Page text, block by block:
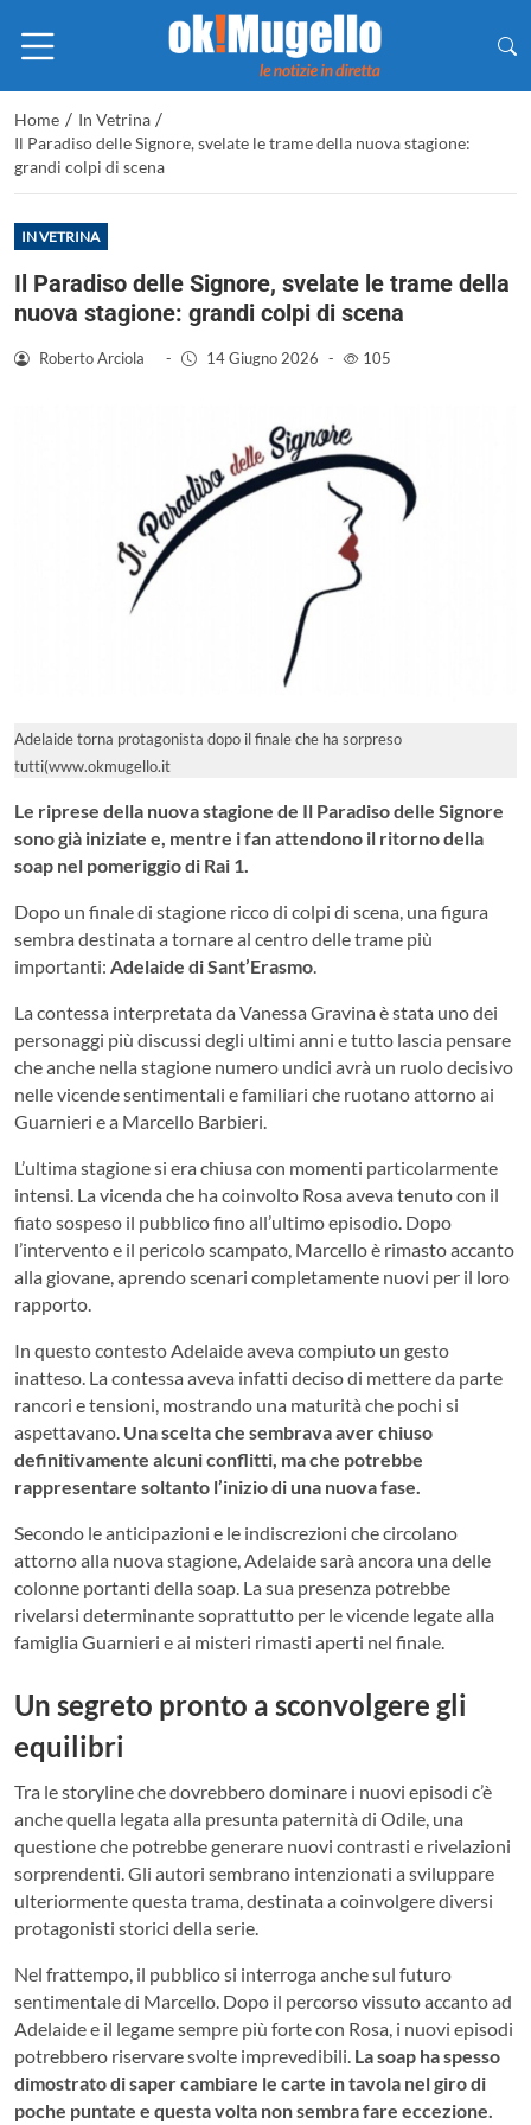
Home / In Vetrina /
Il Paradiso delle Signore, svelate le trame della nuova stagione:
grandi colpi di scena
IN VETRINA
Il Paradiso delle Signore, svelate le trame della
nuova stagione: grandi colpi di scena
Roberto Arciola - 14 Giugno 2026 - 105
Adelaide torna protagonista dopo il finale che ha sorpreso
tutti(www.okmugello.it
Le riprese della nuova stagione de Il Paradiso delle Signore
sono già iniziate e, mentre i fan attendono il ritorno della
soap nel pomeriggio di Rai 1.
Dopo un finale di stagione ricco di colpi di scena, una figura
sembra destinata a tornare al centro delle trame più
importanti: Adelaide di Sant’Erasmo
La contessa interpretata da Vanessa Gravina è stata uno dei
personaggi più discussi degli ultimi anni e tutto lascia pensare
che anche nella stagione numero undici avrà un ruolo decisivo
nelle vicende sentimentali e familiari che ruotano attorno ai
Guarnieri e a Marcello Barbieri.
L’ultima stagione si era chiusa con momenti particolarmente
intensi. La vicenda che ha coinvolto Rosa aveva tenuto con il
fiato sospeso il pubblico fino all’ultimo episodio. Dopo
l’intervento e il pericolo scampato, Marcello è rimasto accanto
alla giovane, aprendo scenari completamente nuovi per il loro
rapporto.
In questo contesto Adelaide aveva compiuto un gesto
inatteso. La contessa aveva infatti deciso di mettere da parte
rancori e tensioni, mostrando una maturità che pochi si
aspettavano. Una scelta che sembrava aver chiuso
definitivamente alcuni conflitti, ma che potrebbe
rappresentare soltanto l’inizio di una nuova fase.
Secondo le anticipazioni e le indiscrezioni che circolano
attorno alla nuova stagione, Adelaide sarà ancora una delle
colonne portanti della soap. La sua presenza potrebbe
rivelarsi determinante soprattutto per le vicende legate alla
famiglia Guarnieri e ai misteri rimasti aperti nel finale.
Un segreto pronto a sconvolgere gli
equilibri
Tra le storyline che dovrebbero dominare i nuovi episodi c’è
anche quella legata alla presunta paternità di Odile, una
questione che potrebbe generare nuovi contrasti e rivelazioni
sorprendenti. Gli autori sembrano intenzionati a sviluppare
ulteriormente questa trama, destinata a coinvolgere diversi
protagonisti storici della serie.
Nel frattempo, il pubblico si interroga anche sul futuro
sentimentale di Marcello. Dopo il percorso vissuto accanto ad
Adelaide e il legame sempre più forte con Rosa, i nuovi episodi
potrebbero riservare svolte imprevedibili. La soap ha spesso
dimostrato di saper cambiare le carte in tavola nel giro di
poche puntate e questa volta non sembra fare eccezione.